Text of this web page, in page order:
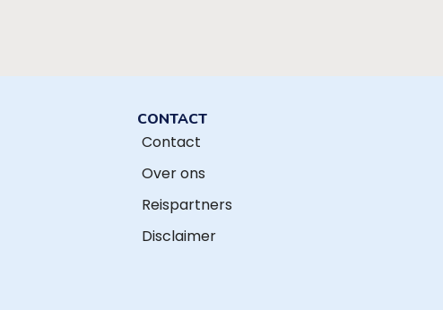
CONTACT
Contact
Over ons
Reispartners
Disclaimer